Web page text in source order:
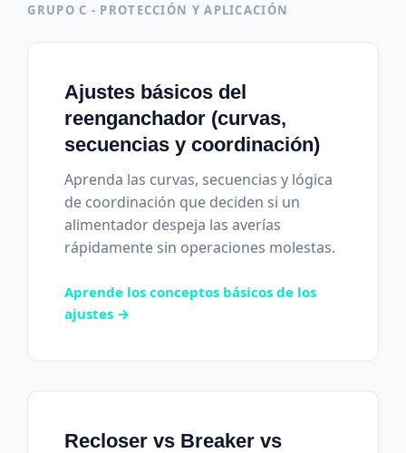
GRUPO C - PROTECCIÓN Y APLICACIÓN
Ajustes básicos del
reenganchador (curvas,
secuencias y coordinación)
Aprenda las curvas, secuencias y lógica
de coordinación que deciden si un
alimentador despeja las averías
rápidamente sin operaciones molestas.
Aprende los conceptos básicos de los
ajustes →
Recloser vs Breaker vs